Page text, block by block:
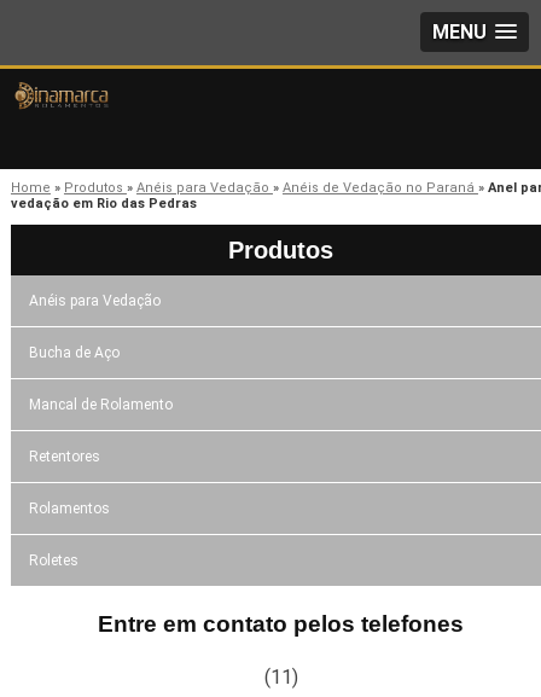
MENU
Home » Produtos » Anéis para Vedação » Anéis de Vedação no Paraná » Anel
vedação em Rio das Pedras
Produtos
Anéis para Vedação
Bucha de Aço
Mancal de Rolamento
Retentores
Rolamentos
Roletes
Entre em contato pelos telefones
(11)